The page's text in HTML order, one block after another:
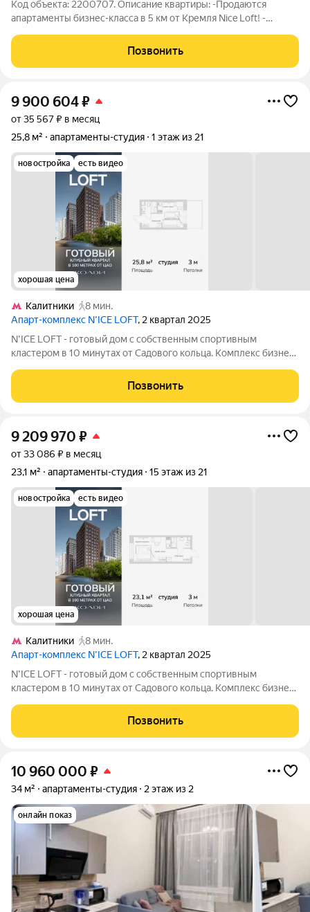
Код объекта: 2200707. Описание квартиры: -Продаются
апартаменты бизнес-класса в 5 км от Кремля Nice Loft! -
укомплектована качественной мебелью и техникой. -Высокие
потолки (3 метра) и открытый
Позвонить
9 900 604₽
от 35 567 ₽ в месяц
25,8 м²
апартаменты-студия 1 этаж из 21
новостройка есть видео
хорошая цена
Калитники
8 мин.
Апарт-комплекс N’ICE LOFT, 2 квартал 2025
N'ICE LOFT - готовый дом с собственным спортивным
кластером в 10 минутах от Садового кольца. Комплекс бизнес-
компания КОЛДИ, представляет собой знаковое жилое
пространство, на территории которого
Позвонить
9 209 970 ₽
от 33 086 ₽ в месяц
23,1 м²
апартаменты-студия 15 этаж из 21
новостройка есть видео
хорошая цена
Калитники
8 мин.
Апарт-комплекс N’ICE LOFT, 2 квартал 2025
N'ICE LOFT - готовый дом с собственным спортивным
кластером в 10 минутах от Садового кольца. Комплекс бизнес-
компания КОЛДИ, представляет собой знаковое жилое
пространство, на территории которого
Позвонить
10 960 000 ₽
34 м² апартаменты-студия 2 этаж из 2
онлайн показ